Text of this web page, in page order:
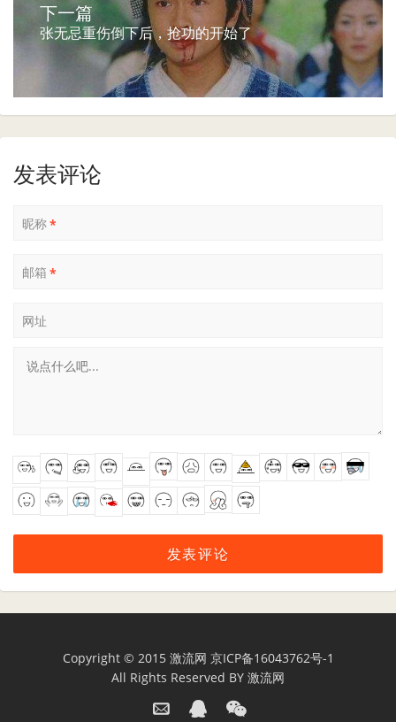
下一篇
张无忌重伤倒下后，抢功的开始了
发表评论
昵称*
邮箱 *
网址
Copyright © 2015 激流网 京ICP备16043762号-1
All Rights Reserved BY 激流网